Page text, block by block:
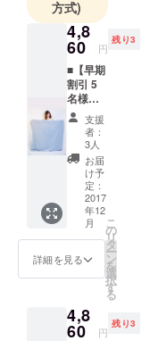
です。
投稿された
アイディア
を「ヴィ
レッジヴァ
ンガード」
オンライン
ストアのバ
イヤーが審
査し、イラ
ストを服や
バッグに具
現化する
「STARted
」が応募さ
ムを製造し
方式)
4,8
60 円
残り3
■【早期
割引 5
名様限
定】大
人用お
くるみ
(グレー)
一般販
売価格
は 6480
円（税
込）を
予定し
ている
ためお
支援
者：
3人
お届
け予
定：
2017
年12
月
詳細を見る
こ
の
リ
タ
ー
ン
を
選
択
す
る
4,8
60 円
残り3